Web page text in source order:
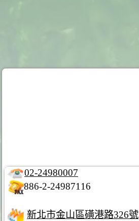
02-24980007
886-2-24987116
新北市金山區磺港路326號